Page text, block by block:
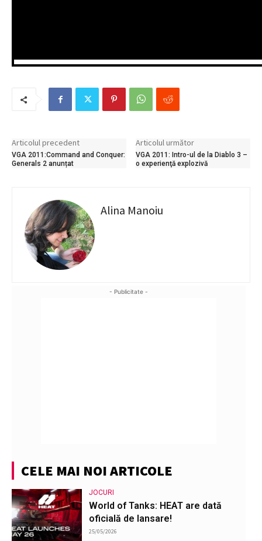
Articolul precedent
VGA 2011:Command and Conquer:
Generals 2 anunțat
Articolul următor
VGA 2011: Intro-ul de la Diablo 3 –
o experienţă explozivă
Alina Manoiu
- Publicitate -
CELE MAI NOI ARTICOLE
JOCURI
World of Tanks: HEAT are dată
oficială de lansare!
25/05/2026